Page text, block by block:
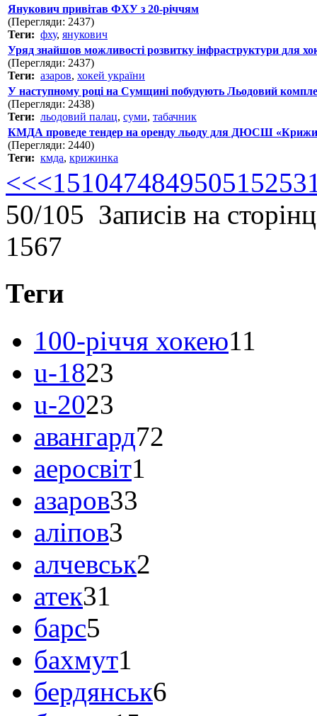
Янукович привітав ФХУ з 20-річчям
(Перегляди: 2437)
Теги: фху, янукович
Уряд знайшов можливості розвитку інфраструктури для
(Перегляди: 2437)
Теги: азаров, хокей україни
У наступному році на Сумщині побудують Льодовий
(Перегляди: 2438)
Теги: льодовий палац, суми, табачник
КМДА проведе тендер на оренду льоду для ДЮСШ
(Перегляди: 2440)
Теги: кмда, крижинка
<<<151047484950515253
50/105 Записів на
1567
Теги
100-річчя хокею11
u-1823
u-2023
авангард72
аеросвіт1
азаров33
аліпов3
алчевськ2
атек31
барс5
бахмут1
бердянськ6